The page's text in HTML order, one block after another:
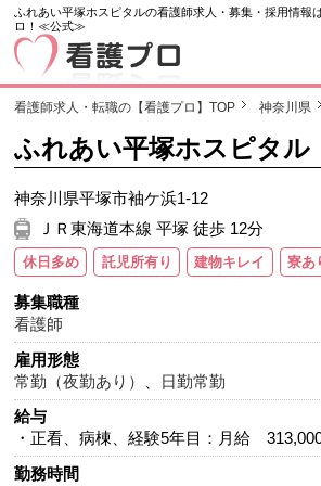
ふれあい平塚ホスピタルの看護師求人・募集・採用情報
ロ！≪公式≫
看護師求人・転職の【看護プロ】TOP 神奈川県
ふれあい平塚ホスピタル
神奈川県平塚市袖ケ浜1-12
ＪＲ東海道本線 平塚 徒歩 12分
休日多め 託児所有り 建物キレイ 寮あ
募集職種
看護師
雇用形態
常勤（夜勤あり）
日勤常勤
給与
・正看、病棟、経験5年目：月給
勤務時間